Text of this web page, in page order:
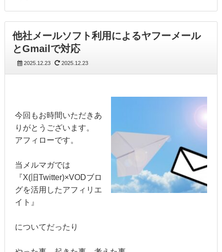
他社メールソフト利用によるヤフーメール
とGmailで対応
2025.12.23 2025.12.23
今回もお時間いただきあ
りがとうございます。
アフィローです。
当メルマガでは
『X(旧Twitter)×VODブロ
グを活用したアフィリエ
イト』
についてだったり